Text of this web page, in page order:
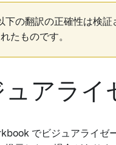
下の翻訳の正確性は検証
たものです。
ュアライ
でビジュアライゼ